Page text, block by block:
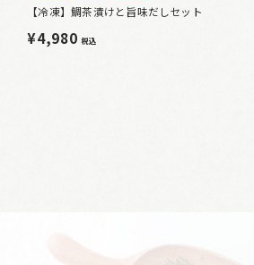
【冷凍】鯛茶漬けと旨味だしセット
¥4,980税込